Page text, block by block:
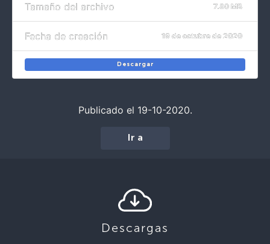
Tamaño del archivo 7.80 MB
Fecha de creación 19 de octubre de 2020
Descargar
Publicado el 19-10-2020.
Ir a
Descargas